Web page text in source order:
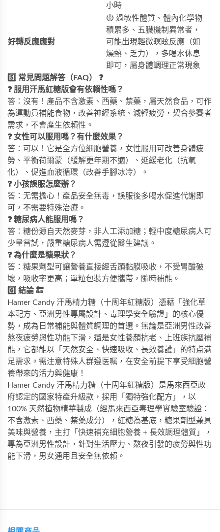
小時
好轉反應應對
🟡 過敏性體質、體內化學物
積累多、五臟機制異常者，
可能出現輕微瞑眩反應（如
燥熱、乏力），多喝水休息
即可，屬身體調理正常現象
5️⃣ 常見問題解答（FAQ） ❓
❓ 服用汗馬紅糖版會有依賴性嗎？
答：沒有！產品不含激素、西藥、禁藥，屬天然食品，可作
為運動員補能食物，改善神經系統、減輕疲勞，契合參賽者
需求，不會產生依賴性。
❓ 女性可以服用嗎？有什麼效果？
答：可以！它是全方位細胞營養，女性服用可改善身體疲
勞、平衡荷爾蒙（緩解更年期不適）、延緩老化（抗氧
化）、促進血液循環（改善手腳冰冷）。
❓ 小孩誤服怎麼辦？
答：无需擔心！產品安全無毒，誤服後多喝水促進代謝即
可，不需要特殊治療。
❓ 糖尿病人能服用嗎？
答：糖份源自天然麥芽，非人工添加糖；輕中度糖尿病人可
少量嘗試，嚴重糖尿病人需遵從醫生建議。
❓ 為什麼是糖果狀？
答：糖果劑型可讓營養直接經舌頭黏膜吸收，不受胃酸破
壞，吸收率更高；單粒包裝方便攜帶，隨時補能。
6️⃣ 結論 🔚
Hamer Candy 汗馬精力糖（十周年紅糖版）憑藉「強化草
本配方、亞洲男性專屬設計、毒理學安全驗證」的核心優
勢，成為日常補能與體質調理的首選。無論是亞洲男性改善
熬夜疲勞與性功能下滑，還是女性養顏抗老、上班族抗壓補
能，它都能以「天然安全、快速吸收、長效養護」的特点满
足需求。需注意特殊人群遵医嘱，在安全前提下享受細胞營
養帶來的活力與健康！
Hamer Candy 汗馬精力糖（十周年紅糖版）是馬來西亞政
府認定的國家特產升級款，採用「獨特強化配方」，以
100% 天然植物精華製成（經馬來西亞毒理學實驗室驗證：
不含激素、西藥、禁藥成分），紅糖為基底，糖果劑型兼具
美味與營養，主打「快速補充細胞營養 + 長效調理體質」，
專為亞洲男性設計，針對生活壓力、熬夜引發的疲勞與性功
能下滑，男女通用且安全無依賴。